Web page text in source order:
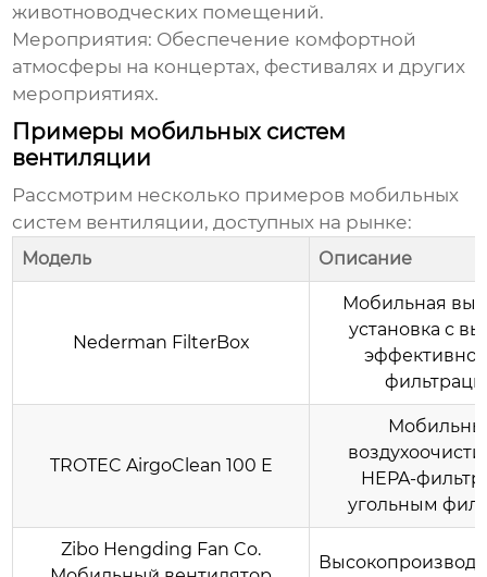
животноводческих помещений.
Мероприятия: Обеспечение комфортной
атмосферы на концертах, фестивалях и других
мероприятиях.
Примеры мобильных систем
вентиляции
Рассмотрим несколько примеров мобильных
систем вентиляции, доступных на рынке:
Модель Описание
Nederman FilterBox
Мобильная
установка с
TROTEC AirgoClean 100 E
HEPA-
угольным
Zibo Hengding Fan Co.